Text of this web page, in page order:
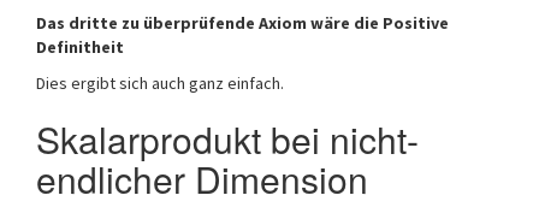
Das dritte zu überprüfende Axiom wäre die Positive
Definitheit
Dies ergibt sich auch ganz einfach.
Skalarprodukt bei nicht-
endlicher Dimension